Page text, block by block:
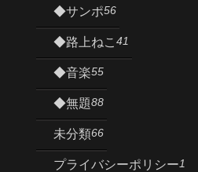
◆サンポ56
◆路上ねこ 41
◆音楽55
◆無題88
未分類66
プライバシーポリシー1